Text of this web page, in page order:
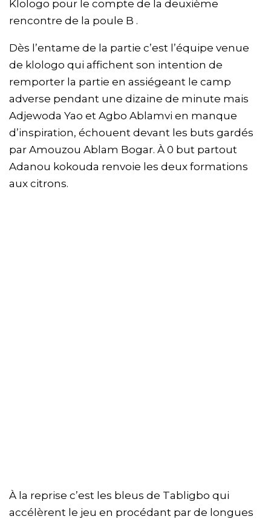
Klologo pour le compte de la deuxième
rencontre de la poule B .
Dès l’entame de la partie c’est l’équipe venue
de klologo qui affichent son intention de
remporter la partie en assiégeant le camp
adverse pendant une dizaine de minute mais
Adjewoda Yao et Agbo Ablamvi en manque
d’inspiration, échouent devant les buts gardés
par Amouzou Ablam Bogar. À 0 but partout
Adanou kokouda renvoie les deux formations
aux citrons.
À la reprise c’est les bleus de Tabligbo qui
accélèrent le jeu en procédant par de longues